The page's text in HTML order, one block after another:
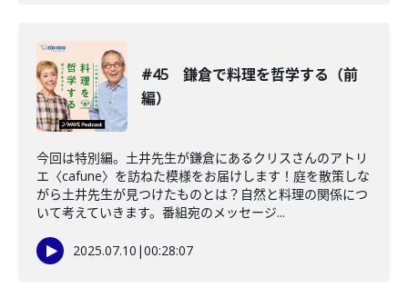
#45 鎌倉で料理を哲学する（前
編）
今回は特別編。土井先生が鎌倉にあるクリスさんのアトリ
エ〈cafune〉を訪ねた模様をお届けします！庭を散策しな
がら土井先生が見つけたものとは？自然と料理の関係につ
いて考えていきます。番組宛のメッセージ...
2025.07.10 |00:28:07